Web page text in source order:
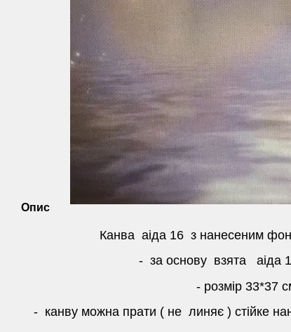
Опис
Канва аіда 16 з нанесеним
- за основу взята аіда
- розмір 33*37
- канву можна прати ( не линяє ) стійке